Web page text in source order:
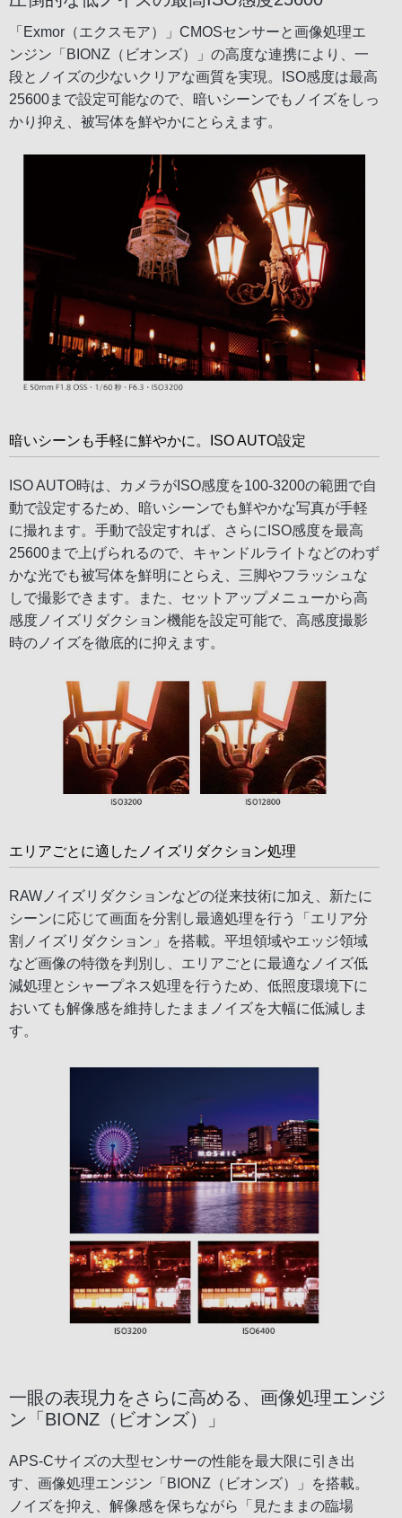
「Exmor（エクスモア）」CMOSセンサーと画像処理エ
ンジン「BIONZ（ビオンズ）」の高度な連携により、一
段とノイズの少ないクリアな画質を実現。ISO感度は最高
25600まで設定可能なので、暗いシーンでもノイズをしっ
かり抑え、被写体を鮮やかにとらえます。
暗いシーンも手軽に鮮やかに。ISO AUTO設定
ISO AUTO時は、カメラがISO感度を100-3200の範囲で自
動で設定するため、暗いシーンでも鮮やかな写真が手軽
に撮れます。手動で設定すれば、さらにISO感度を最高
25600まで上げられるので、キャンドルライトなどのわず
かな光でも被写体を鮮明にとらえ、三脚やフラッシュな
しで撮影できます。また、セットアップメニューから高
感度ノイズリダクション機能を設定可能で、高感度撮影
時のノイズを徹底的に抑えます。
エリアごとに適したノイズリダクション処理
RAWノイズリダクションなどの従来技術に加え、新たに
シーンに応じて画面を分割し最適処理を行う「エリア分
割ノイズリダクション」を搭載。平坦領域やエッジ領域
など画像の特徴を判別し、エリアごとに最適なノイズ低
減処理とシャープネス処理を行うため、低照度環境下に
おいても解像感を維持したままノイズを大幅に低減しま
す。
一眼の表現力をさらに高める、画像処理エンジ
ン「BIONZ（ビオンズ）」
APS-Cサイズの大型センサーの性能を最大限に引き出
す、画像処理エンジン「BIONZ（ビオンズ）」を搭載。
ノイズを抑え、解像感を保ちながら「見たままの臨場